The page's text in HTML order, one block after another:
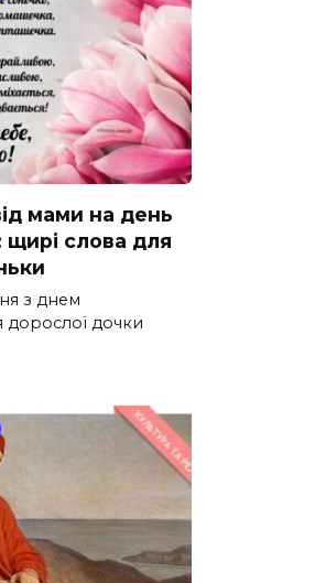
мами на день
слова для
з днем
дочки